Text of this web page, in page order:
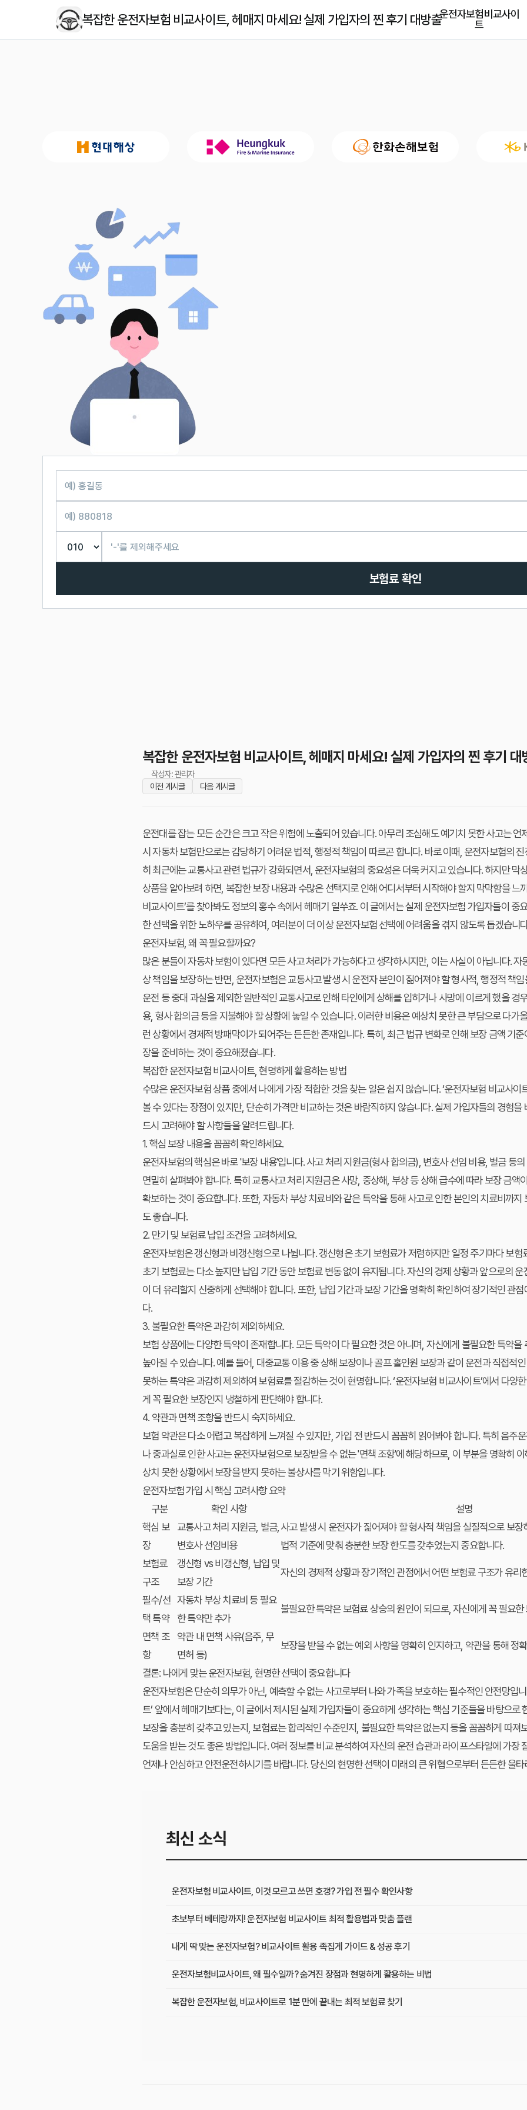
복잡한 운전자보험 비교사이트, 헤매지 마세요! 실제 가입자의 찐 후기 대방출운전자보험비교사이
트
보험료 확인
복잡한 운전자보험 비교사이트, 헤매지 마세요! 실제 가입자의 찐 후기 대
작성자: 관리자
이전 게시글
다음 게시글
운전대를 잡는 모든 순간은 크고 작은 위험에 노출되어 있습니다. 아무리 조심해도 예기치 못한 사고는 언
시 자동차 보험만으로는 감당하기 어려운 법적, 행정적 책임이 따르곤 합니다. 바로 이때, 운전자보험의
히 최근에는 교통사고 관련 법규가 강화되면서, 운전자보험의 중요성은 더욱 커지고 있습니다. 하지만 막
상품을 알아보려 하면, 복잡한 보장 내용과 수많은 선택지로 인해 어디서부터 시작해야 할지 막막함을 느
비교사이트’를 찾아봐도 정보의 홍수 속에서 헤매기 일쑤죠. 이 글에서는 실제 운전자보험 가입자들이 중
한 선택을 위한 노하우를 공유하여, 여러분이 더 이상 운전자보험 선택에 어려움을 겪지 않도록 돕겠습니
운전자보험, 왜 꼭 필요할까요?
많은 분들이 자동차 보험이 있다면 모든 사고 처리가 가능하다고 생각하시지만, 이는 사실이 아닙니다.
상 책임을 보장하는 반면, 운전자보험은 교통사고 발생 시 운전자 본인이 짊어져야 할 형사적, 행정적 책
운전 등 중대 과실을 제외한 일반적인 교통사고로 인해 타인에게 상해를 입히거나 사망에 이르게 했을 경
용, 형사 합의금 등을 지불해야 할 상황에 놓일 수 있습니다. 이러한 비용은 예상치 못한 큰 부담으로 다가
런 상황에서 경제적 방패막이가 되어주는 든든한 존재입니다. 특히, 최근 법규 변화로 인해 보장 금액 기
장을 준비하는 것이 중요해졌습니다.
복잡한 운전자보험 비교사이트, 현명하게 활용하는 방법
수많은 운전자보험 상품 중에서 나에게 가장 적합한 것을 찾는 일은 쉽지 않습니다. ‘운전자보험 비교사이
볼 수 있다는 장점이 있지만, 단순히 가격만 비교하는 것은 바람직하지 않습니다. 실제 가입자들의 경험을
드시 고려해야 할 사항들을 알려드립니다.
1. 핵심 보장 내용을 꼼꼼히 확인하세요.
운전자보험의 핵심은 바로 '보장 내용'입니다. 사고 처리 지원금(형사 합의금), 변호사 선임 비용, 벌금 등
면밀히 살펴봐야 합니다. 특히 교통사고 처리 지원금은 사망, 중상해, 부상 등 상해 급수에 따라 보장 금액
확보하는 것이 중요합니다. 또한, 자동차 부상 치료비와 같은 특약을 통해 사고로 인한 본인의 치료비까지
도 좋습니다.
2. 만기 및 보험료 납입 조건을 고려하세요.
운전자보험은 갱신형과 비갱신형으로 나뉩니다. 갱신형은 초기 보험료가 저렴하지만 일정 주기마다 보
초기 보험료는 다소 높지만 납입 기간 동안 보험료 변동 없이 유지됩니다. 자신의 경제 상황과 앞으로의
이 더 유리할지 신중하게 선택해야 합니다. 또한, 납입 기간과 보장 기간을 명확히 확인하여 장기적인 관
다.
3. 불필요한 특약은 과감히 제외하세요.
보험 상품에는 다양한 특약이 존재합니다. 모든 특약이 다 필요한 것은 아니며, 자신에게 불필요한 특약
높아질 수 있습니다. 예를 들어, 대중교통 이용 중 상해 보장이나 골프 홀인원 보장과 같이 운전과 직접적
못하는 특약은 과감히 제외하여 보험료를 절감하는 것이 현명합니다. ‘운전자보험 비교사이트’에서 다양
게 꼭 필요한 보장인지 냉철하게 판단해야 합니다.
4. 약관과 면책 조항을 반드시 숙지하세요.
보험 약관은 다소 어렵고 복잡하게 느껴질 수 있지만, 가입 전 반드시 꼼꼼히 읽어봐야 합니다. 특히 음주
나 중과실로 인한 사고는 운전자보험으로 보장받을 수 없는 '면책 조항'에 해당하므로, 이 부분을 명확히
상치 못한 상황에서 보장을 받지 못하는 불상사를 막기 위함입니다.
운전자보험 가입 시 핵심 고려사항 요약
구분
확인 사항
설명
핵심 보
장
교통사고 처리 지원금, 벌금,
변호사 선임비용
사고 발생 시 운전자가 짊어져야 할 형사적 책임을 실질적으로 보
법적 기준에 맞춰 충분한 보장 한도를 갖추었는지 중요합니다.
보험료
구조
갱신형 vs 비갱신형, 납입 및
보장 기간
자신의 경제적 상황과 장기적인 관점에서 어떤 보험료 구조가 유리
필수/선
택 특약
자동차 부상 치료비 등 필요
한 특약만 추가
불필요한 특약은 보험료 상승의 원인이 되므로, 자신에게 꼭 필요
면책 조
항
약관 내 면책 사유(음주, 무
면허 등)
보장을 받을 수 없는 예외 사항을 명확히 인지하고, 약관을 통해 정
결론: 나에게 맞는 운전자보험, 현명한 선택이 중요합니다
운전자보험은 단순히 의무가 아닌, 예측할 수 없는 사고로부터 나와 가족을 보호하는 필수적인 안전망입
트’ 앞에서 헤매기보다는, 이 글에서 제시된 실제 가입자들이 중요하게 생각하는 핵심 기준들을 바탕으로
보장을 충분히 갖추고 있는지, 보험료는 합리적인 수준인지, 불필요한 특약은 없는지 등을 꼼꼼하게 따져
도움을 받는 것도 좋은 방법입니다. 여러 정보를 비교 분석하여 자신의 운전 습관과 라이프스타일에 가장
언제나 안심하고 안전운전하시기를 바랍니다. 당신의 현명한 선택이 미래의 큰 위협으로부터 든든한 울
최신 소식
운전자보험 비교사이트, 이것 모르고 쓰면 호갱? 가입 전 필수 확인사항
초보부터 베테랑까지! 운전자보험 비교사이트 최적 활용법과 맞춤 플랜
내게 딱 맞는 운전자보험? 비교사이트 활용 족집게 가이드 & 성공 후기
운전자보험비교사이트, 왜 필수일까? 숨겨진 장점과 현명하게 활용하는 비법
복잡한 운전자보험, 비교사이트로 1분 만에 끝내는 최적 보험료 찾기